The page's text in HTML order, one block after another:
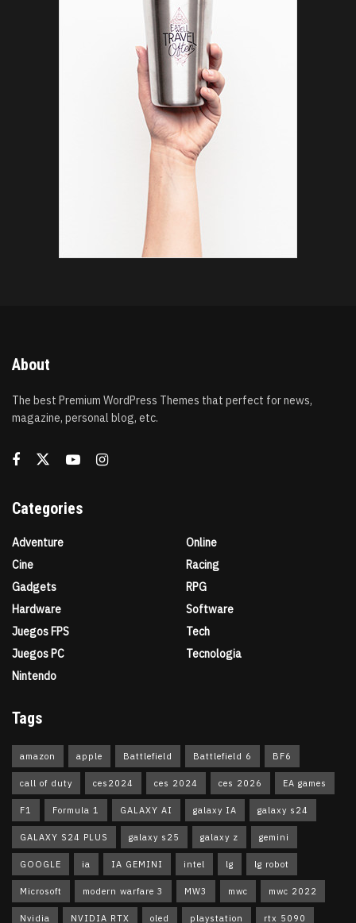
About
The best Premium WordPress Themes that perfect for news,
magazine, personal blog, etc.
Categories
Adventure
Cine
Gadgets
Hardware
Juegos FPS
Juegos PC
Nintendo
Online
Racing
RPG
Software
Tech
Tecnologia
Tags
amazon apple Battlefield Battlefield 6 BF6
call of duty ces2024 ces 2024 ces 2026 EA games
F1 Formula 1 GALAXY AI galaxy IA galaxy s24
GALAXY S24 PLUS galaxy s25 galaxy z gemini
GOOGLE ia IA GEMINI intel lg lg robot
Microsoft modern warfare 3 MW3 mwc mwc 2022
Nvidia NVIDIA RTX oled playstation rtx 5090